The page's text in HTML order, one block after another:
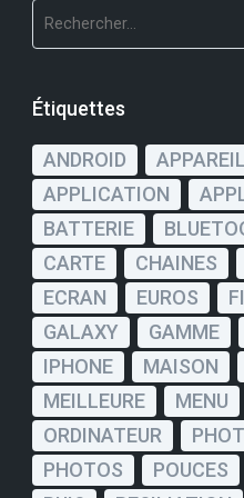
Rechercher :
Étiquettes
ANDROID APPAREIL
APPLICATION
BATTERIE
CARTE
CHAINES
ECRAN
EUROS
GALAXY
GAMME
IPHONE
MAISON
MEILLEURE
MENU
ORDINATEUR
PHOTOS
POUCES